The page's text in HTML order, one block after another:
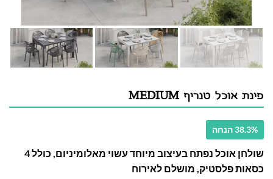
פינת אוכל טנריף MEDIUM
38.3% הנחה
שולחן אוכל נפתח בעיצוב מיוחד עשוי מאלומיניום, כולל 4
כסאות פלסטיק, מושלם לאירוח